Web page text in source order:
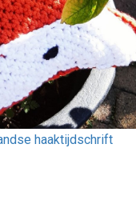
haaktijdschrift